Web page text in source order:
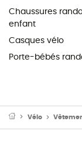
Chaussures
enfant
Casques vélo
Porte-bébés
Vélo